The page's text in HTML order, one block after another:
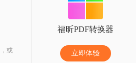
或
福昕PDF转换器
立即体验